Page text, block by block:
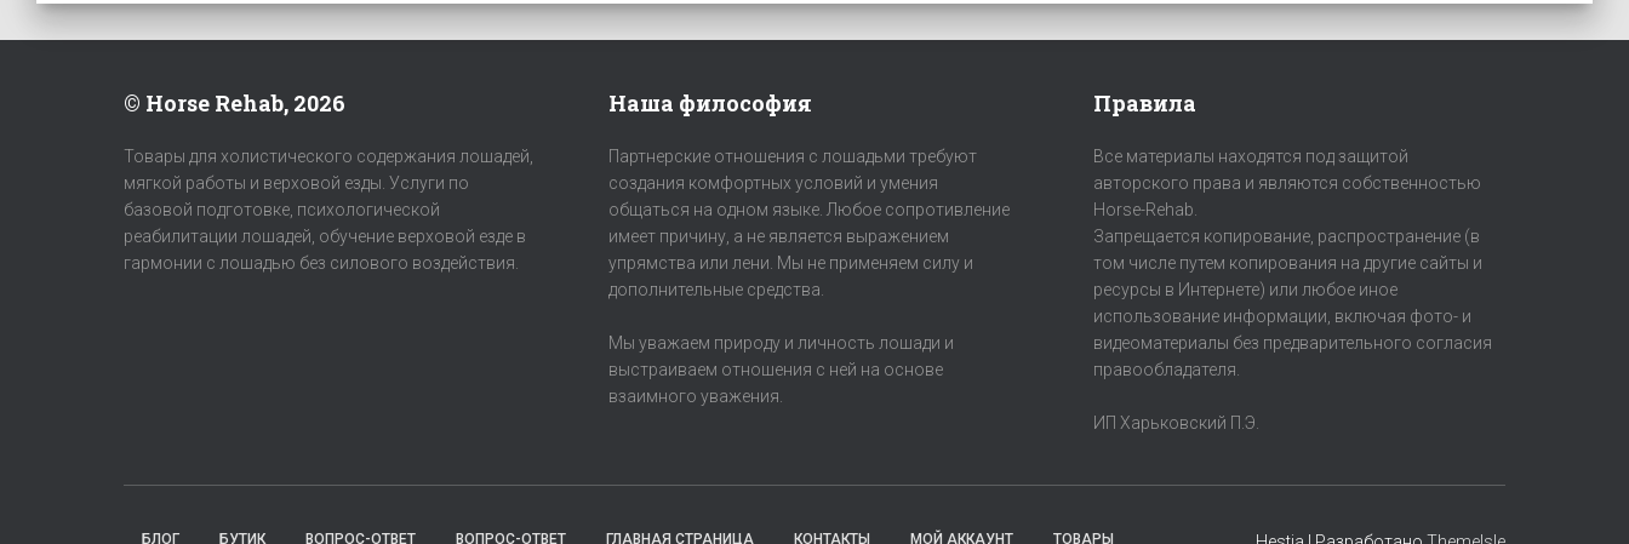
© Horse Rehab, 2026
Товары для холистического содержания лошадей,
мягкой работы и верховой езды. Услуги по
базовой подготовке, психологической
реабилитации лошадей, обучение верховой езде в
гармонии с лошадью без силового воздействия.
Наша философия
Партнерские отношения с лошадьми требуют
создания комфортных условий и умения
общаться на одном языке. Любое сопротивление
имеет причину, а не является выражением
упрямства или лени. Мы не применяем силу и
дополнительные средства.
Мы уважаем природу и личность лошади и
выстраиваем отношения с ней на основе
взаимного уважения.
Правила
Все материалы находятся под защитой
авторского права и являются собственностью
Horse-Rehab.
Запрещается копирование, распространение (в
том числе путем копирования на другие сайты и
ресурсы в Интернете) или любое иное
использование информации, включая фото- и
видеоматериалы без предварительного согласия
правообладателя.
ИП Харьковский П.Э.
БЛОГ БУТИК ВОПРОС-ОТВЕТ ВОПРОС-ОТВЕТ ГЛАВНАЯ СТРАНИЦА КОНТАКТЫ МОЙ АККАУНТ ТОВАРЫ